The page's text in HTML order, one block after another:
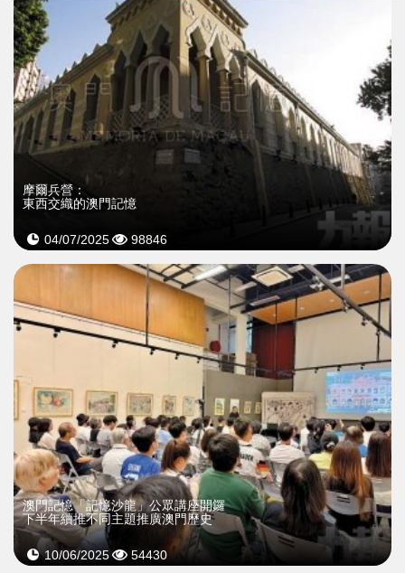
摩爾兵營：
東西交織的澳門記憶
04/07/2025 98846
>
澳門記憶「記憶沙龍」公眾講座開鑼
下半年續推不同主題推廣澳門歷史
10/06/2025 54430